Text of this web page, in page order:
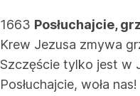
1663 Posłuchajcie,
Krew Jezusa zmywa
Szczęście tylko jest w
Posłuchajcie, woła nas!